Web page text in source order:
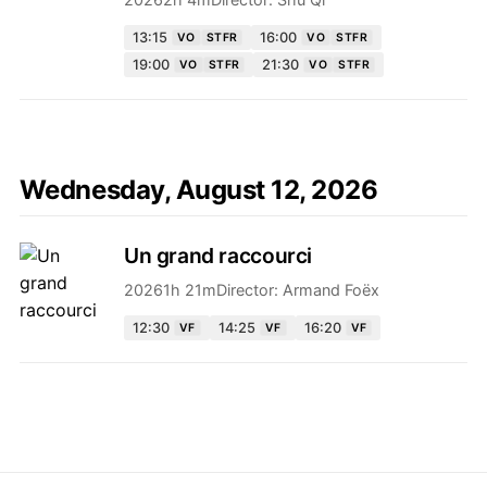
13:15 VO STFR 16:00 VO STFR
19:00 VO STFR 21:30 VO STFR
Wednesday, August 12, 2026
Un grand raccourci
20261h 21mDirector: Armand Foëx
12:30 VF 14:25 VF 16:20 VF